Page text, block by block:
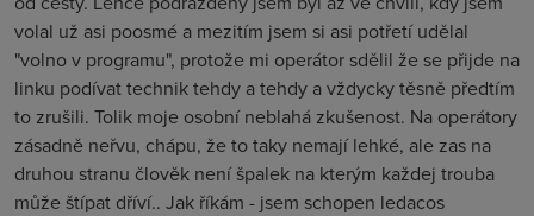
volal už asi poosmé a mezitím jsem si asi potřetí udělal
"volno v programu", protože mi operátor sdělil že se přijde na
linku podívat technik tehdy a tehdy a vždycky těsně předtím
to zrušili. Tolik moje osobní neblahá zkušenost. Na operátory
zásadně neřvu, chápu, že to taky nemají lehké, ale zas na
druhou stranu člověk není špalek na kterým každej trouba
může štípat dříví.. Jak říkám - jsem schopen ledacos